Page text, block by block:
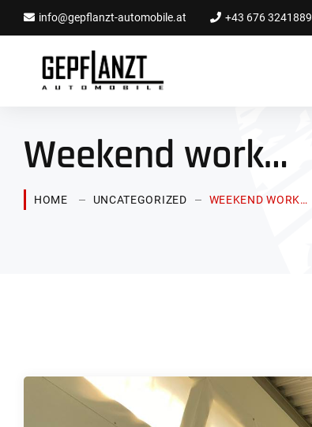
info@gepflanzt-automobile.at +43 676 3241889
Weekend work…
HOME UNCATEGORIZED WEEKEND WORK…